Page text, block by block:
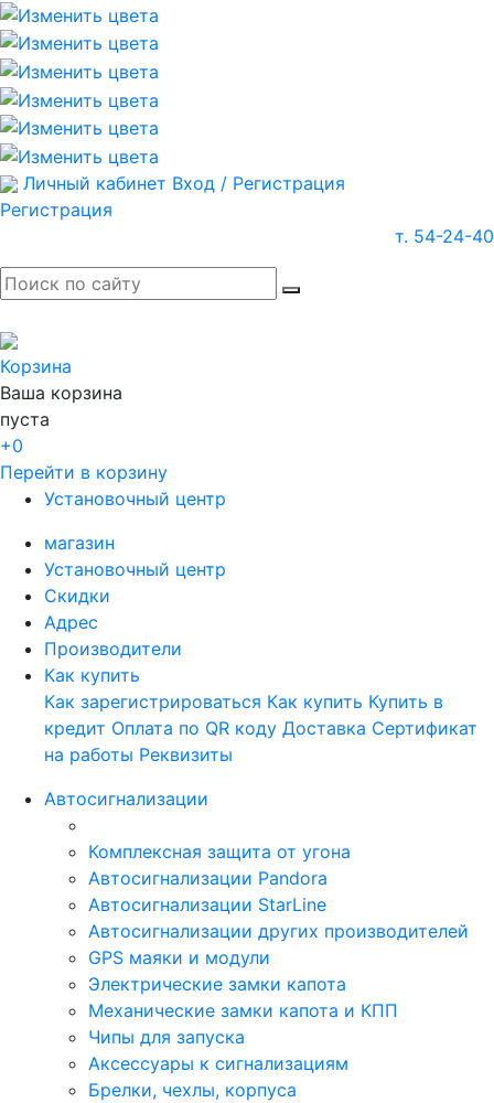
Личный кабинет Вход / Регистрация
Регистрация
т. 54-24-40
Корзина
Ваша корзина
пуста
+0
Перейти в корзину
Установочный центр
магазин
Установочный центр
Скидки
Адрес
Производители
Как купить
Как зарегистрироваться Как купить Купить в
кредит Оплата по QR коду Доставка Сертификат
на работы Реквизиты
Автосигнализации
Комплексная защита от угона
Автосигнализации Pandora
Автосигнализации StarLine
Автосигнализации других производителей
GPS маяки и модули
Электрические замки капота
Механические замки капота и КПП
Чипы для запуска
Аксессуары к сигнализациям
Брелки, чехлы, корпуса